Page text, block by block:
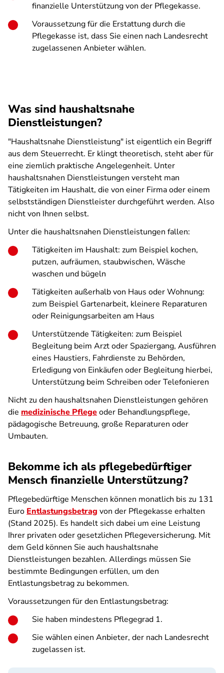
finanzielle Unterstützung von der Pflegekasse.
Voraussetzung für die Erstattung durch die
Pflegekasse ist, dass Sie einen nach Landesrecht
zugelassenen Anbieter wählen.
Was sind haushaltsnahe
Dienstleistungen?
"Haushaltsnahe Dienstleistung" ist eigentlich ein Begriff
aus dem Steuerrecht. Er klingt theoretisch, steht aber für
eine ziemlich praktische Angelegenheit. Unter
haushaltsnahen Dienstleistungen versteht man
Tätigkeiten im Haushalt, die von einer Firma oder einem
selbstständigen Dienstleister durchgeführt werden. Also
nicht von Ihnen selbst.
Unter die haushaltsnahen Dienstleistungen fallen:
Tätigkeiten im Haushalt: zum Beispiel kochen,
putzen, aufräumen, staubwischen, Wäsche
waschen und bügeln
Tätigkeiten außerhalb von Haus oder Wohnung:
zum Beispiel Gartenarbeit, kleinere Reparaturen
oder Reinigungsarbeiten am Haus
Unterstützende Tätigkeiten: zum Beispiel
Begleitung beim Arzt oder Spaziergang, Ausführen
eines Haustiers, Fahrdienste zu Behörden,
Erledigung von Einkäufen oder Begleitung hierbei,
Unterstützung beim Schreiben oder Telefonieren
Nicht zu den haushaltsnahen Dienstleistungen gehören
die medizinische Pflegeoder Behandlungspflege,
pädagogische Betreuung, große Reparaturen oder
Umbauten.
Bekomme ich als pflegebedürftiger
Mensch finanzielle Unterstützung?
Pflegebedürftige Menschen können monatlich bis zu 131
Euro Entlastungsbetrag von der Pflegekasse erhalten
(Stand 2025). Es handelt sich dabei um eine Leistung
Ihrer privaten oder gesetzlichen Pflegeversicherung. Mit
dem Geld können Sie auch haushaltsnahe
Dienstleistungen bezahlen. Allerdings müssen Sie
bestimmte Bedingungen erfüllen, um den
Entlastungsbetrag zu bekommen.
Voraussetzungen für den Entlastungsbetrag:
Sie haben mindestens Pflegegrad 1.
Sie wählen einen Anbieter, der nach Landesrecht
zugelassen ist.